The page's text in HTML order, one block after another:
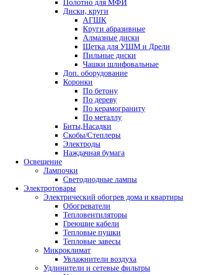
Полотно для МФИ
Диски, круги
АГШК
Круги абразивные
Алмазные диски
Щетка для УШМ и Дрели
Пильные диски
Чашки шлифовальные
Доп. оборудование
Коронки
По бетону
По дереву
По керамограниту
По металлу
Биты,Насадки
Скобы/Степлеры
Электроды
Наждачная бумага
Освещение
Лампочки
Светодиодные лампы
Электротовары
Электрический обогрев дома и квартиры
Обогреватели
Тепловентиляторы
Греющие кабели
Тепловые пушки
Тепловые завесы
Микроклимат
Увлажнители воздуха
Удлинители и сетевые фильтры